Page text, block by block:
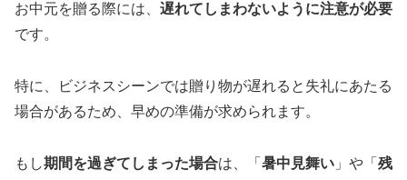
お中元を贈る際には、 遅れてしまわないように注意が必要
です。
特に、ビジネスシーンでは贈り物が遅れると失礼にあたる
場合があるため、早めの準備が求められます。
もし期間を過ぎてしまった場合は、「 暑中見舞い 」や「 残